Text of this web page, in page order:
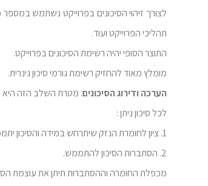
לצורך זיהוי הסיכונים בפרוייקט נשתמש
תהליכי הפרוייקט ועוד.
התוצר הסופי יהיה רשימת הסיכונים בפרוייקט.
מומלץ מאוד להחזיק רשימת גורמי סיכון גינרית.
הערכה ודירוג הסיכונים: מטרת השלב הזה היא
לכל סיכון ניתן :
1. ציון לחומרת הנזק שיתרחש במידה והסיכון יתממש.
2. הסתברות הסיכון להתממש.
מכפלת החומרה וההסתברות תיתן את עוצמת